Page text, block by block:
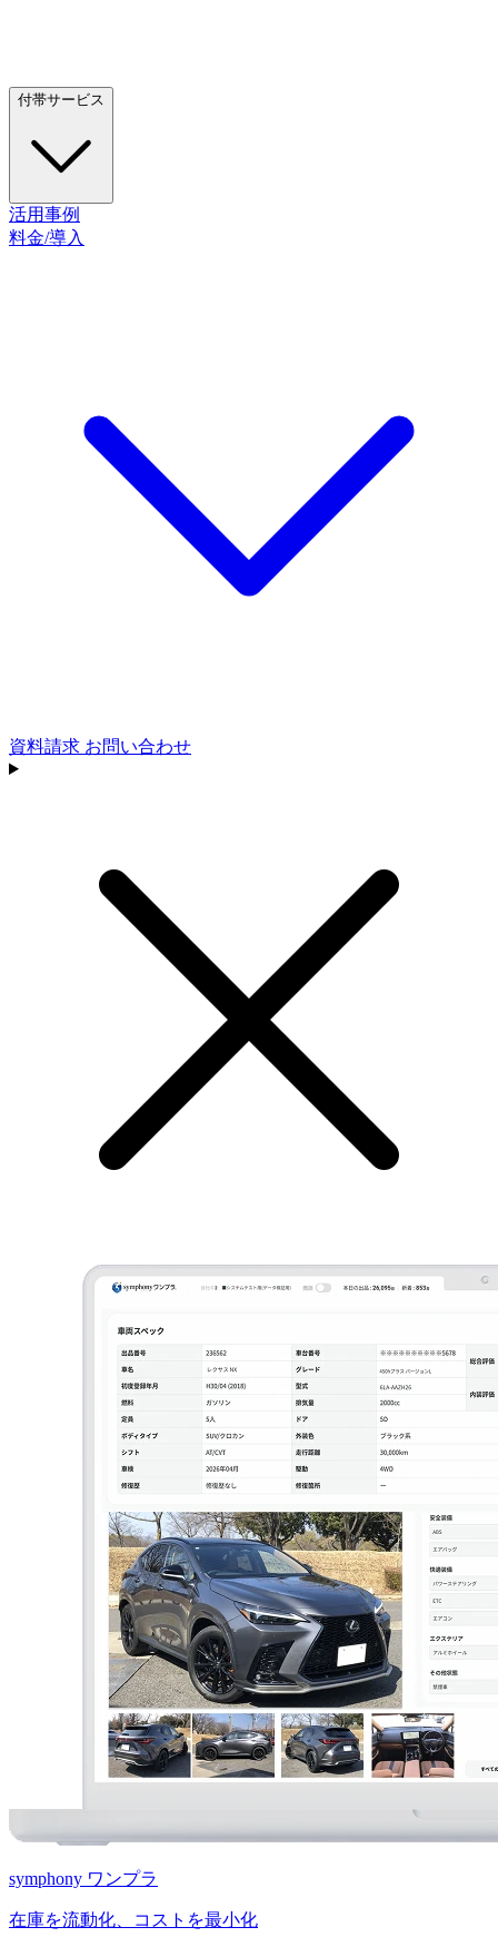
付帯サービス
活用事例
料金/導入
資料請求 お問い合わせ
symphony ワンプラ
在庫を流動化、コストを最小化